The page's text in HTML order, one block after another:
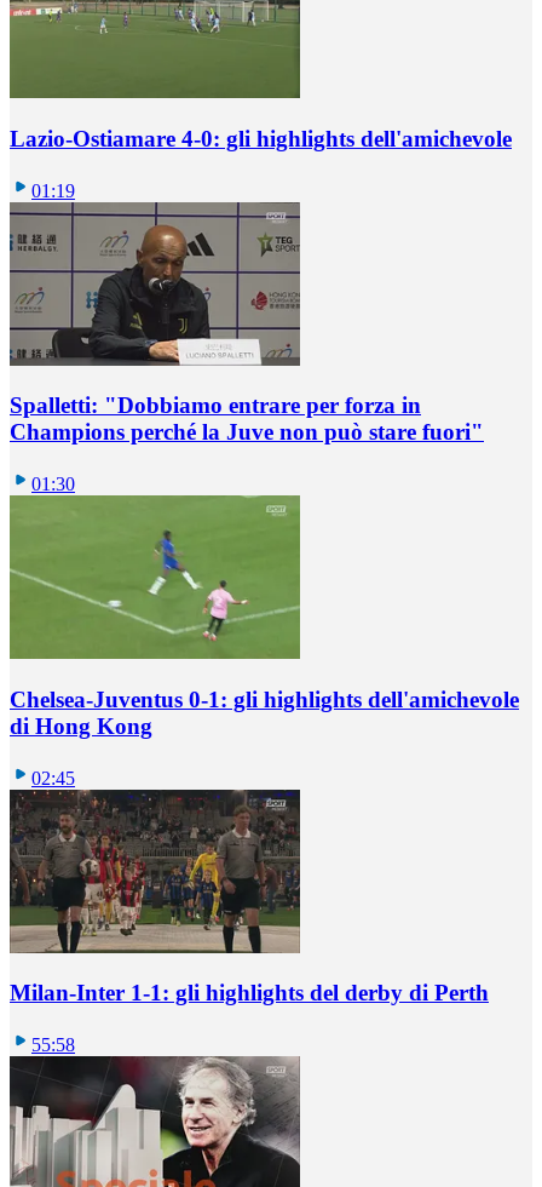
Lazio-Ostiamare 4-0: gli highlights dell'amichevole
01:19
Spalletti: "Dobbiamo entrare per forza in
Champions perché la Juve non può stare fuori"
01:30
Chelsea-Juventus 0-1: gli highlights dell'amichevole
di Hong Kong
02:45
Milan-Inter 1-1: gli highlights del derby di Perth
55:58